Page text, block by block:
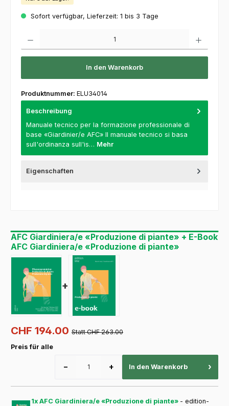
Sofort verfügbar, Lieferzeit: 1 bis 3 Tage
In den Warenkorb
Produktnummer: ELU34014
Beschreibung
Manuale tecnico per la formazione professionale di
base «Giardinier/e AFC» Il manuale tecnico si basa
sull'ordinanza sull'is… Mehr
Eigenschaften
AFC Giardiniera/e «Produzione di piante» + E-Book
AFC Giardiniera/e «Produzione di piante»
+
CHF 194.00 Statt CHF 263.00
Preis für alle
− + In den Warenkorb ›
1x AFC Giardiniera/e «Produzione di piante» - edition-